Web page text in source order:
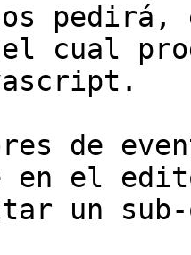
cual
de
en el
un